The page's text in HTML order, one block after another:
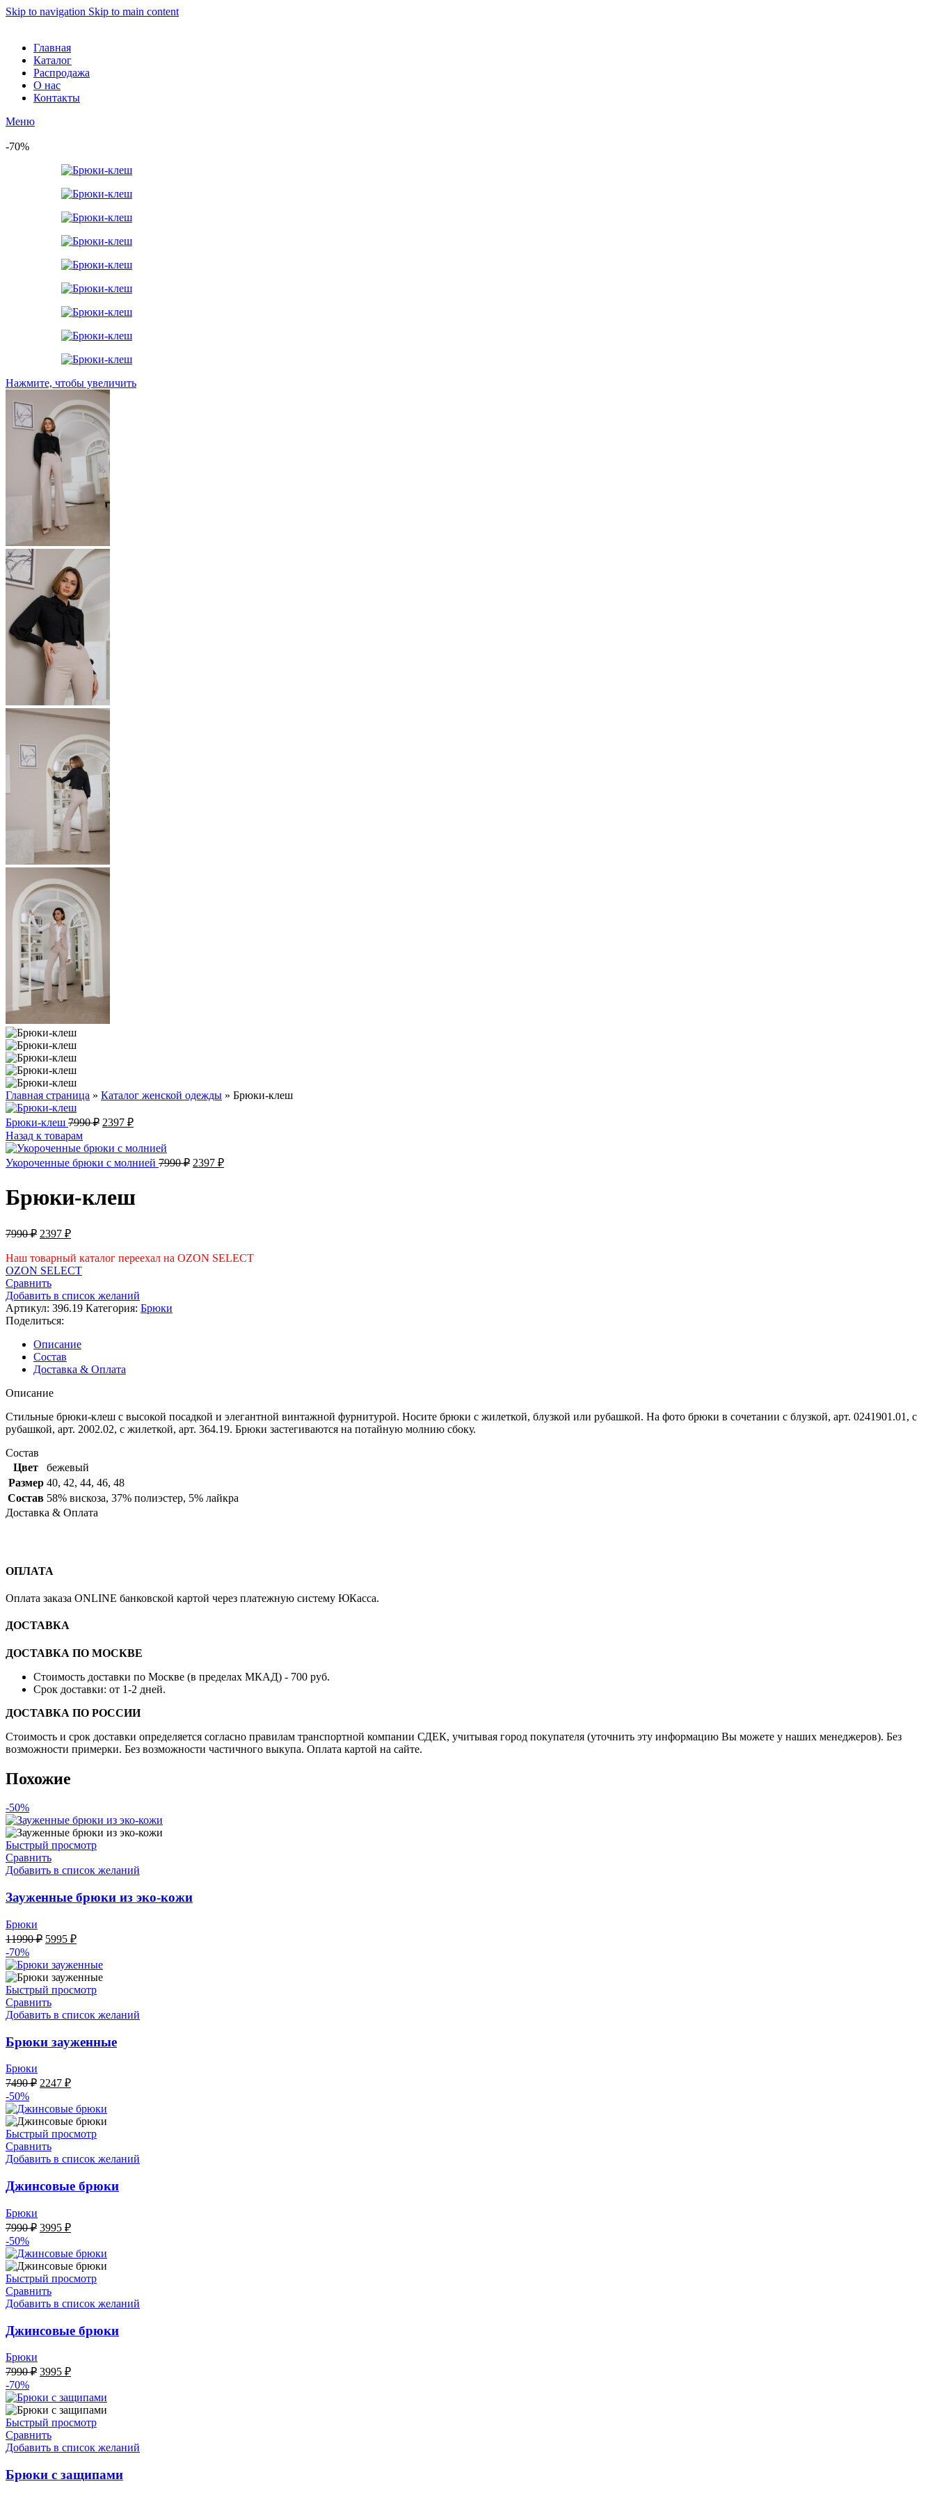
Skip to navigation Skip to main content
Главная
Каталог
Распродажа
О нас
Контакты
Меню
-70%
Нажмите, чтобы увеличить
Главная страница » Каталог женской одежды » Брюки-клеш
Брюки-клеш 7990₽ Первоначальная
составляла
7990 ₽.
2397 ₽Текущая
2397 ₽.
Назад к товарам
Укороченные брюки с молнией 7990₽ Первоначальная
2397 ₽Текущая
Брюки-клеш
7990₽ Первоначальная
составляла
7990 ₽.
2397 ₽Текущая
2397 ₽.
Наш товарный каталог переехал на OZON SELECT
OZON SELECT
Сравнить
Добавить в список желаний
Артикул: 396.19 Категория: Брюки
Поделиться:
Описание
Состав
Доставка & Оплата
Описание
Стильные брюки-клеш с высокой посадкой и элегантной винтажной фурнитурой. Носите брюки с жилеткой, блузкой или рубашкой. На фото брюки в сочетании с блузкой, арт. 0241901.01, с
рубашкой, арт. 2002.02, с жилеткой, арт. 364.19. Брюки застегиваются на потайную молнию сбоку.
Состав
Цвет
бежевый
Размер 40, 42, 44, 46, 48
Состав 58% вискоза, 37% полиэстер, 5% лайкра
Доставка & Оплата
ОПЛАТА
Оплата заказа ONLINE банковской картой через платежную систему ЮКасса.
ДОСТАВКА
ДОСТАВКА ПО МОСКВЕ
Стоимость доставки по Москве (в пределах МКАД) - 700 руб.
Срок доставки: от 1-2 дней.
ДОСТАВКА ПО РОССИИ
Стоимость и срок доставки определяется согласно правилам транспортной компании СДЕК, учитывая город покупателя (уточнить эту информацию Вы можете у наших менеджеров). Без
возможности примерки. Без возможности частичного выкупа. Оплата картой на сайте.
Похожие
-50%
Быстрый просмотр
Сравнить
Добавить в список желаний
Зауженные брюки из эко-кожи
Брюки
11990₽ Первоначальная
составляла
11990 ₽.
5995 ₽Текущая
5995 ₽.
-70%
Быстрый просмотр
Сравнить
Добавить в список желаний
Брюки зауженные
Брюки
7490₽ Первоначальная
составляла
7490 ₽.
2247 ₽Текущая
2247 ₽.
-50%
Быстрый просмотр
Сравнить
Добавить в список желаний
Джинсовые брюки
Брюки
7990₽ Первоначальная
составляла
7990 ₽.
3995 ₽Текущая
3995 ₽.
-50%
Быстрый просмотр
Сравнить
Добавить в список желаний
Джинсовые брюки
Брюки
7990₽ Первоначальная
составляла
7990 ₽.
3995 ₽Текущая
3995 ₽.
-70%
Быстрый просмотр
Сравнить
Добавить в список желаний
Брюки с защипами